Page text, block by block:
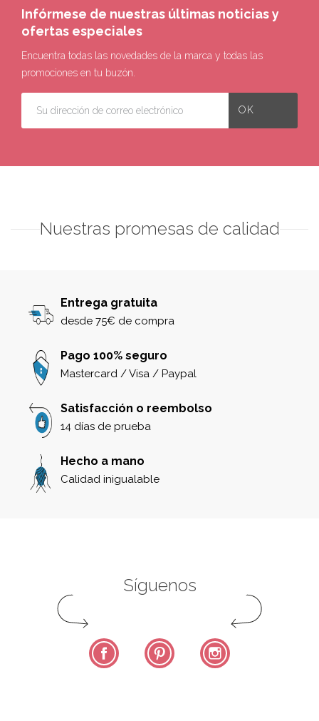
Infórmese de nuestras últimas noticias y
ofertas especiales
Encuentra todas las novedades de la marca y todas las
promociones en tu buzón.
Nuestras promesas de calidad
Entrega gratuita
desde 75€ de compra
Pago 100% seguro
Mastercard / Visa / Paypal
Satisfacción o reembolso
14 días de prueba
Hecho a mano
Calidad inigualable
Síguenos
Facebook Pinterest